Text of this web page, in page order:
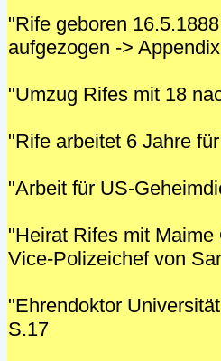
"Rife geboren
aufgezogen ->
"Umzug Rifes mit 18
"Rife arbeitet 6 Jahre
"Arbeit für US-
"Heirat Rifes mit
Vice-Polizeichef von
"Ehrendoktor
S.17